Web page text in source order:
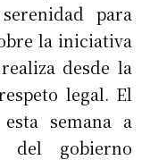
para
la iniciativa
desde la
legal. El
semana a
del gobierno